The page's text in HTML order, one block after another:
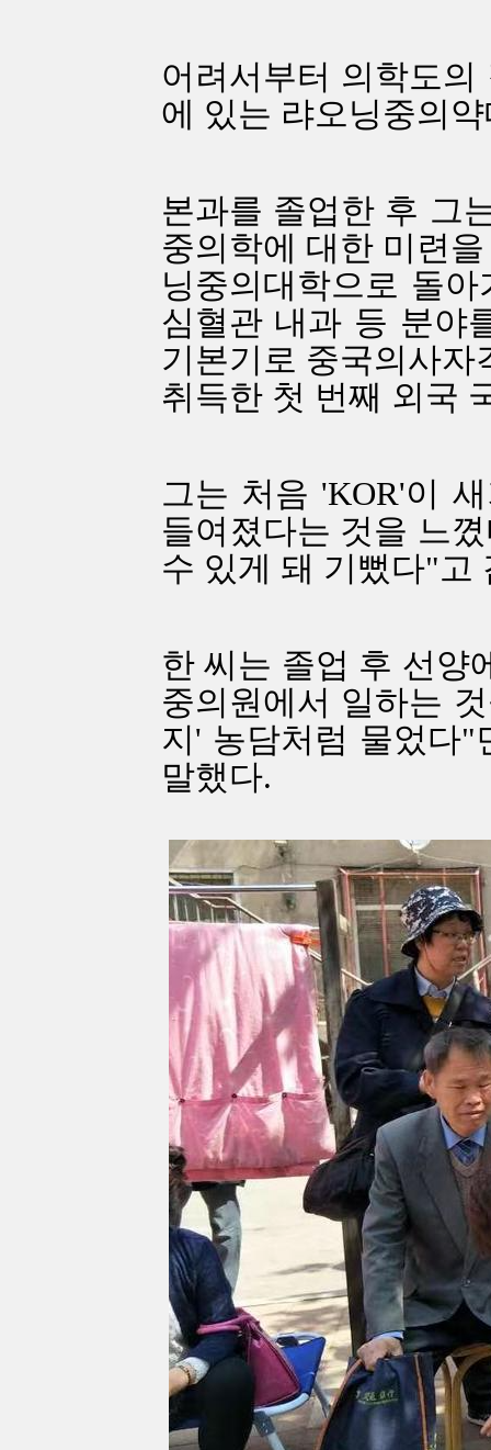
어려서부터 의학도
에 있는 랴오닝중의
본과를 졸업한 후 그
중의학에 대한 미련
닝중의대학으로 돌
심혈관 내과 등 분야
기본기로 중국의사
취득한 첫 번째 외국
그는 처음 'KOR'이
들여졌다는 것을 느
수 있게 돼 기뻤다"고
한 씨는 졸업 후 선양
중의원에서 일하는
지' 농담처럼 물었다
말했다.